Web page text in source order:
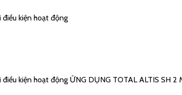
điều kiện hoạt động
kiện hoạt động ỨNG DỤNG TOTAL ALTIS SH 2